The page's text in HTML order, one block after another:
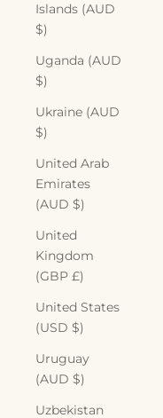
Islands (AUD
$)
Uganda (AUD
$)
Ukraine (AUD
$)
United Arab
Emirates
(AUD $)
United
Kingdom
(GBP £)
United States
(USD $)
Uruguay
(AUD $)
Uzbekistan